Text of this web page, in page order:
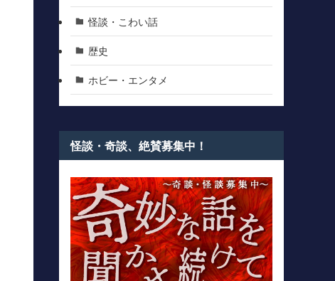
怪談・こわい話
歴史
ホビー・エンタメ
怪談・奇談、絶賛募集中！